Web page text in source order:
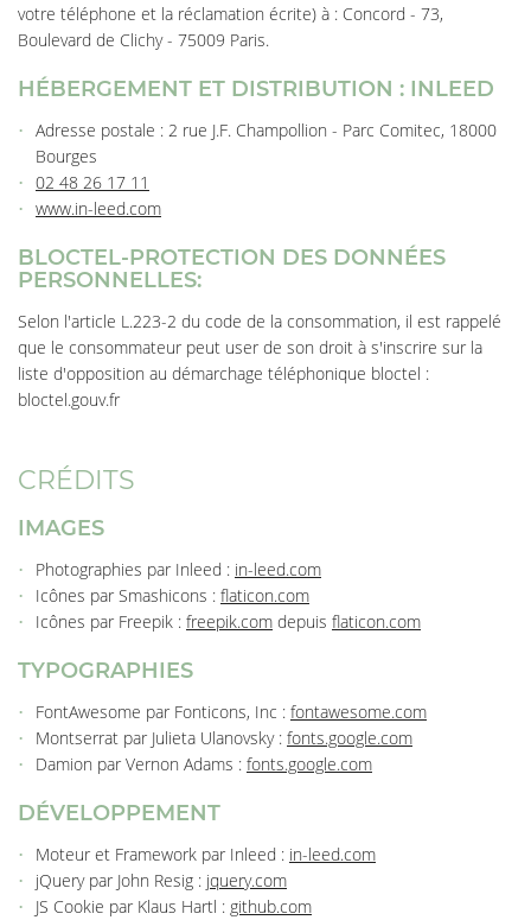
ACCUEIL
LA CARTE
/ RECRUTEMENT
UNE
INSCRIPTION
votre téléphone et la réclamation écrite) à : Concord - 73,
Boulevard de Clichy - 75009 Paris.
HÉBERGEMENT ET DISTRIBUTION : INLEED
Adresse postale : 2 rue J.F. Champollion - Parc Comitec, 18000
Bourges
02 48 26 17 11
www.in-leed.com
BLOCTEL-PROTECTION DES DONNÉES
PERSONNELLES:
Selon l'article L.223-2 du code de la consommation, il est rappelé
que le consommateur peut user de son droit à s'inscrire sur la
liste d'opposition au démarchage téléphonique bloctel :
bloctel.gouv.fr
CRÉDITS
IMAGES
Photographies par Inleed : in-leed.com
Icônes par Smashicons : flaticon.com
Icônes par Freepik : freepik.com depuis flaticon.com
TYPOGRAPHIES
FontAwesome par Fonticons, Inc : fontawesome.com
Montserrat par Julieta Ulanovsky : fonts.google.com
Damion par Vernon Adams : fonts.google.com
DÉVELOPPEMENT
Moteur et Framework par Inleed : in-leed.com
jQuery par John Resig : jquery.com
JS Cookie par Klaus Hartl : github.com